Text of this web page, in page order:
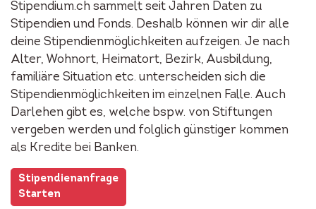
Stipendium.ch sammelt seit Jahren Daten zu
Stipendien und Fonds. Deshalb können wir dir alle
deine Stipendienmöglichkeiten aufzeigen. Je nach
Alter, Wohnort, Heimatort, Bezirk, Ausbildung,
familiäre Situation etc. unterscheiden sich die
Stipendienmöglichkeiten im einzelnen Falle. Auch
Darlehen gibt es, welche bspw. von Stiftungen
vergeben werden und folglich günstiger kommen
als Kredite bei Banken.
Stipendienanfrage
Starten